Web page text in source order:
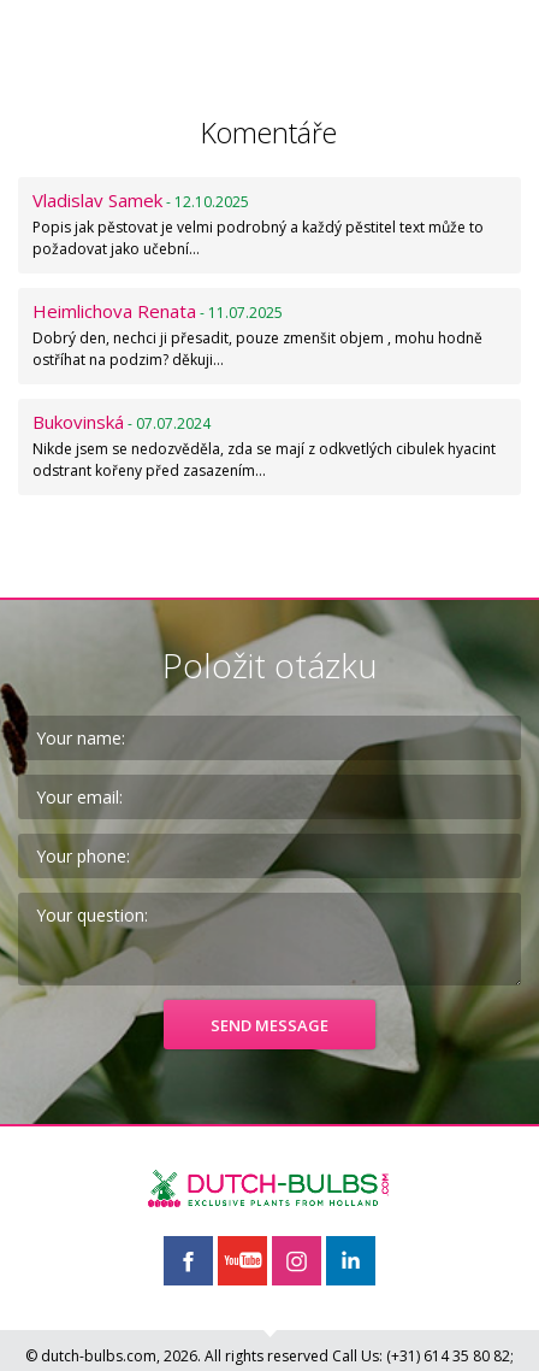
Komentáře
Vladislav Samek- 12.10.2025
Popis jak pěstovat je velmi podrobný a každý pěstitel text může to
požadovat jako učební…
Heimlichova Renata - 11.07.2025
Dobrý den, nechci ji přesadit, pouze zmenšit objem , mohu hodně
ostříhat na podzim? děkuji…
Bukovinská - 07.07.2024
Nikde jsem se nedozvěděla, zda se mají z odkvetlých cibulek hyacint
odstrant kořeny před zasazením…
Položit otázku
© dutch-bulbs.com, 2026. All rights reserved Call Us: (+31) 614 35 80 82;